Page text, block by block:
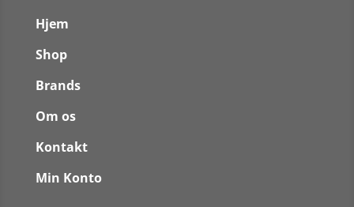
Hjem
Shop
Brands
Om os
Kontakt
Min Konto